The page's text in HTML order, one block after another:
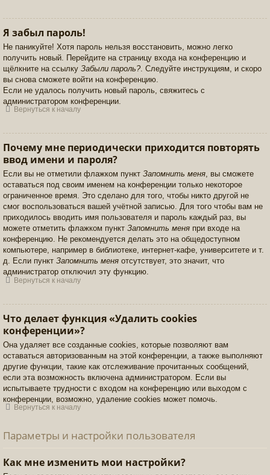
Я забыл пароль!
Не паникуйте! Хотя пароль нельзя восстановить, можно легко
получить новый. Перейдите на страницу входа на конференцию и
щёлкните на ссылку Забыли пароль?. Следуйте инструкциям, и скоро
вы снова сможете войти на конференцию.
Если не удалось получить новый пароль, свяжитесь с
администратором конференции.
Вернуться к началу
Почему мне периодически приходится повторять
ввод имени и пароля?
Если вы не отметили флажком пункт Запомнить меня, вы сможете
оставаться под своим именем на конференции только некоторое
ограниченное время. Это сделано для того, чтобы никто другой не
смог воспользоваться вашей учётной записью. Для того чтобы вам не
приходилось вводить имя пользователя и пароль каждый раз, вы
можете отметить флажком пункт Запомнить меня при входе на
конференцию. Не рекомендуется делать это на общедоступном
компьютере, например в библиотеке, интернет-кафе, университете и т.
д. Если пункт Запомнить меня отсутствует, это значит, что
администратор отключил эту функцию.
Вернуться к началу
Что делает функция «Удалить cookies
конференции»?
Она удаляет все созданные cookies, которые позволяют вам
оставаться авторизованным на этой конференции, а также выполняют
другие функции, такие как отслеживание прочитанных сообщений,
если эта возможность включена администратором. Если вы
испытываете трудности с входом на конференцию или выходом с
конференции, возможно, удаление cookies может помочь.
Вернуться к началу
Параметры и настройки пользователя
Как мне изменить мои настройки?